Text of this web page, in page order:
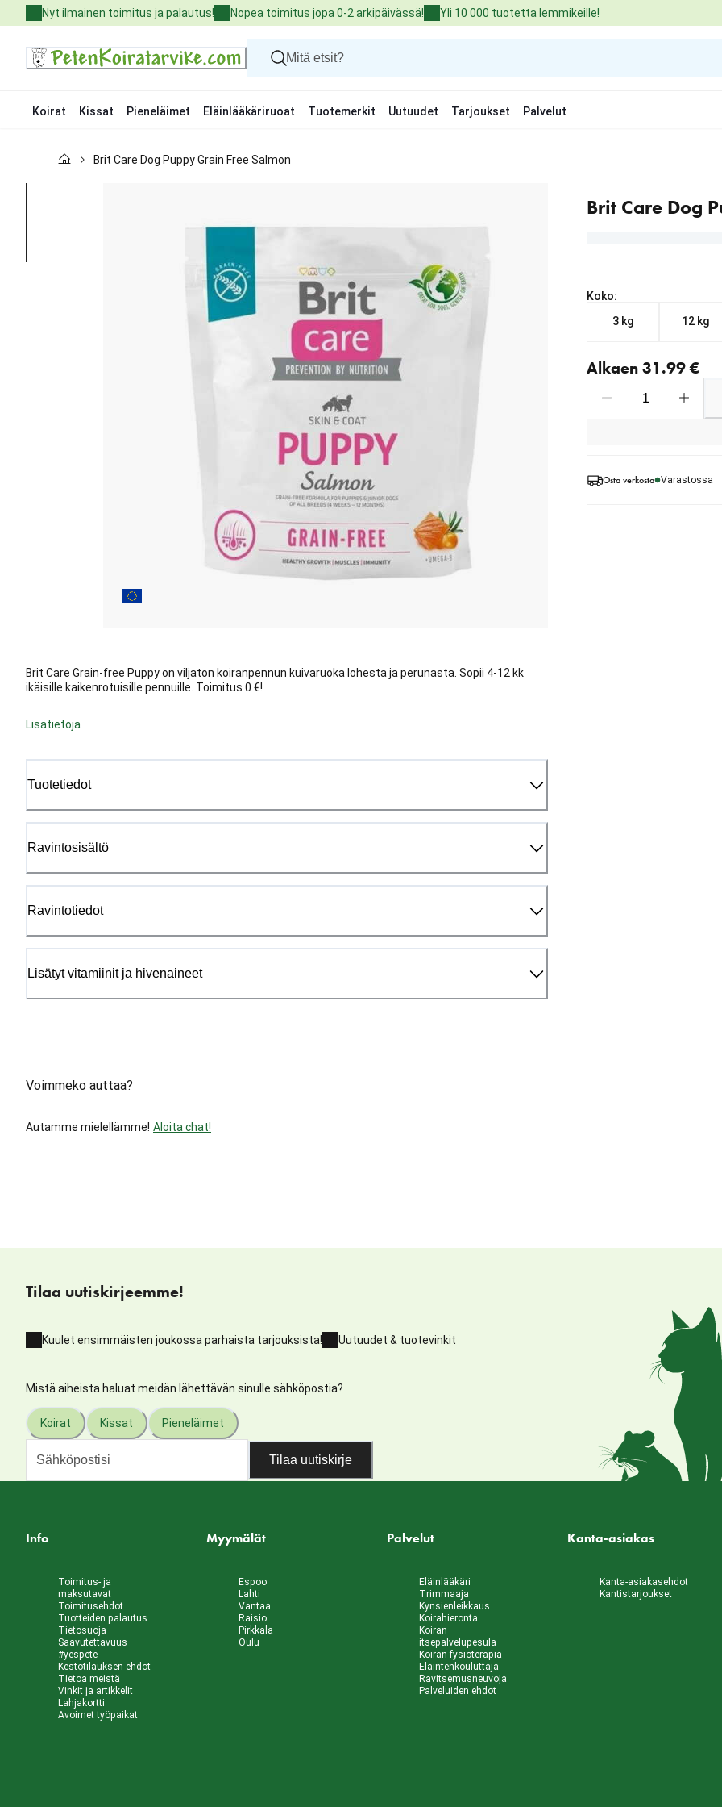
to
Nyt ilmainen toimitus ja palautus! Nopea toimitus jopa 0-2 arkipäivässä! Yli 10 000 tuotetta lemmikeille!
Koirat Kissat Pieneläimet Eläinlääkäriruoat Tuotemerkit Uutuudet Tarjoukset Palvelut
Kissat
Brit Care Dog Puppy Grain Free Salmon
Brit Care Dog
Brit Care Grain-free Puppy on viljaton koiranpennun kuivaruoka lohesta ja perunasta. Sopii 4-12 kk
ikäisille kaikenrotuisille pennuille. Toimitus 0 €!
Lisätietoja
Tuotetiedot
Ravintosisältö
Ravintotiedot
Lisätyt vitamiinit ja hivenaineet
Voimmeko auttaa?
Autamme mielellämme! Aloita chat!
Koko:
3 kg
12 kg
Alkaen 31.99 €
Osta verkosta Varastossa
Tilaa uutiskirjeemme!
Kuulet ensimmäisten joukossa parhaista tarjouksista! Uutuudet & tuotevinkit
Mistä aiheista haluat meidän lähettävän sinulle sähköpostia?
Koirat Kissat Pieneläimet
Tilaa uutiskirje
Info
Toimitus- ja
maksutavat
Toimitusehdot
Tuotteiden palautus
Tietosuoja
Saavutettavuus
#yespete
Kestotilauksen ehdot
Tietoa meistä
Vinkit ja artikkelit
Lahjakortti
Avoimet työpaikat
Myymälät
Espoo
Lahti
Vantaa
Raisio
Pirkkala
Oulu
Palvelut
Eläinlääkäri
Trimmaaja
Kynsienleikkaus
Koirahieronta
Koiran
itsepalvelupesula
Koiran fysioterapia
Eläintenkouluttaja
Ravitsemusneuvoja
Palveluiden ehdot
Kanta-asiakas
Kanta-asiakasehdot
Kantistarjoukset